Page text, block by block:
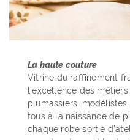
La haute couture
Vitrine du raffinement
l’excellence des métiers
plumassiers,
tous à la naissance de
chaque robe sortie